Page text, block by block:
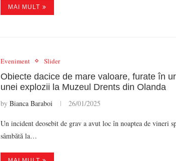
MAI MULT
Eveniment Slider
Obiecte dacice de mare valoare, furate în
unei explozii la Muzeul Drents din Olanda
by Bianca Baraboi 26/01/2025
Un incident deosebit de grav a avut loc în noaptea de vineri
sâmbătă la…